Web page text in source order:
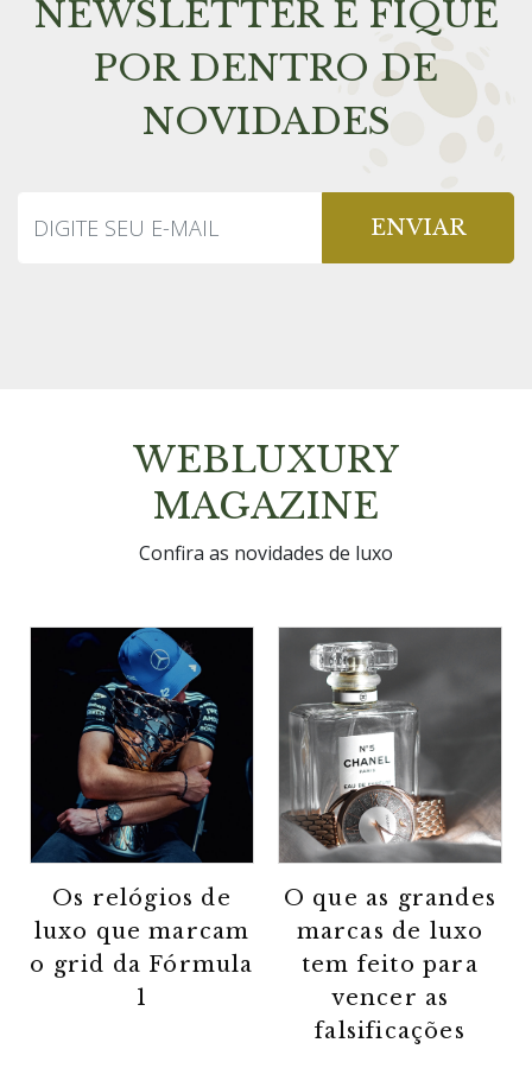
NEWSLETTER E FIQUE
POR DENTRO DE
NOVIDADES
ENVIAR
WEBLUXURY
MAGAZINE
Confira as novidades de luxo
Os relógios de
luxo que marcam
o grid da Fórmula
1
O que as grandes
marcas de luxo
tem feito para
vencer as
falsificações